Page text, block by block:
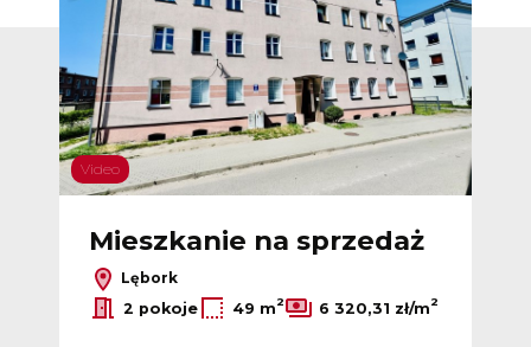
Video
Mieszkanie na sprzedaż
Lębork
2 pokoje
49 m2 6 320,31 zł/m2